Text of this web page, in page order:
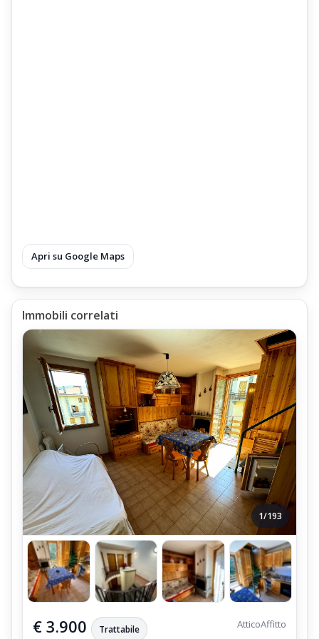
Giardino ad uso privato
Climatizzazione dell'Appartamento Quadrilocale
L'Appartamento Quadrilocale è dotato di Impianto di
Riscaldamento Indipendente,
con la produzione di Acqua Calda Sanitaria,
realizzato con una Caldaia Alimentata a Gasolio;
La Caldaia è installata all'interno della Centrale Termica,
ubicata al Piano Seminterrato;
L'Appartamento Affitto Fiumalbo Dogana Nuova Quattro Vani
puo ospitare fino a 10 Posti Letto;
Posizione dell'Appartamento Quadrilocale
L'Appartamento è ubicato nella Frazione di Dogana-Nuova, in
Via Lago,
vicino al Centro ed alla Zona Sportiva di Fiumalbo;
Le piu vicine Piste da Sci sono in Località Faidello,
dove sono ubicati gli impianti di Risalita del Pulicchio, si trovano
a circa 1 Km,
e La vicina Località Val di Luce, con le sue Piste da Sci, ubicata a
Apri su Google Maps
Immobili correlati
1/193
€ 3.900 Trattabile AtticoAffitto